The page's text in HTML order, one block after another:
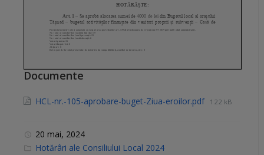
Documente
HCL-nr.-105-aprobare-buget-Ziua-eroilor.pdf 122 kB
20 mai, 2024
C
Hotărâri ale Consiliului Local 2024